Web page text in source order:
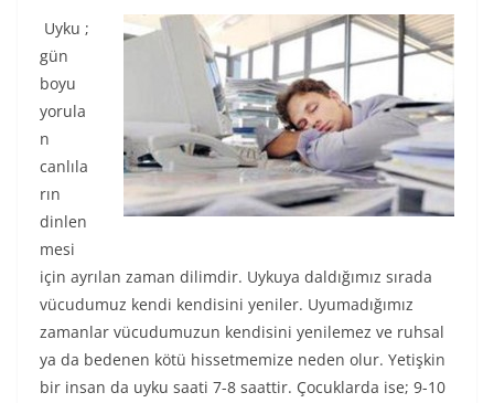
Uyku ;
gün
boyu
yorula
n
canlıla
rın
dinlen
mesi
için ayrılan zaman dilimdir. Uykuya daldığımız sırada
vücudumuz kendi kendisini yeniler. Uyumadığımız
zamanlar vücudumuzun kendisini yenilemez ve ruhsal
ya da bedenen kötü hissetmemize neden olur. Yetişkin
bir insan da uyku saati 7-8 saattir. Çocuklarda ise; 9-10